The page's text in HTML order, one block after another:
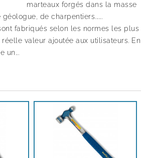
marteaux forgés dans la masse
de charpentiers......
fabriqués selon les normes les plus
valeur ajoutée aux utilisateurs. En